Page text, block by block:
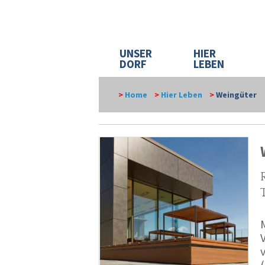
UNSER
DORF
HIER
LEBEN
> Home > Hier Leben >Weingüter